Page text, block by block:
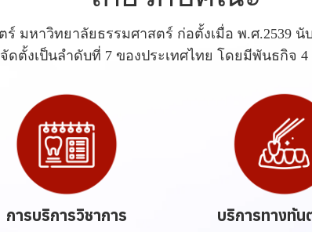
มหาวิทยาลัยธรรมศาสตร์ ก่อตั้งเมื่อ พ.ศ.2539
ดตั้งเป็นลำดับที่ 7 ของประเทศไทย โดยมีพันธกิจ
การบริการวิชาการ บริการทางทัน